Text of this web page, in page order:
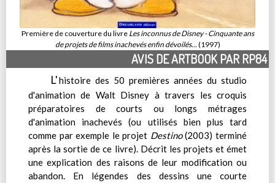
Première de couverture du livre Les inconnus de Disney - Cinquante ans
de projets de films inachevés enfin dévoilés...(1997)
AVIS DE ARTBOOK PAR RP84
L'histoire des 50 premières années du studio
d'animation de Walt Disney à travers les croquis
préparatoires de courts ou longs métrages
d'animation inachevés (ou utilisés bien plus tard
comme par exemple le projet Destino(2003) terminé
après la sortie de ce livre). Décrit les projets et émet
une explication des raisons de leur modification ou
abandon. En légendes des dessins une courte